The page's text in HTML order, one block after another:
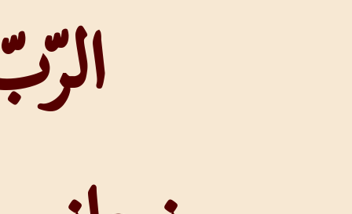
الرّبّ